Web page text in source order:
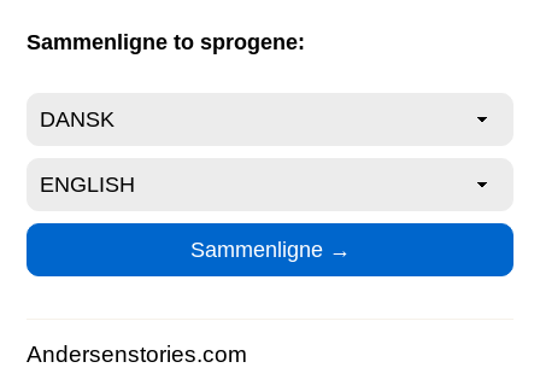
Sammenligne to sprogene:
Andersenstories.com